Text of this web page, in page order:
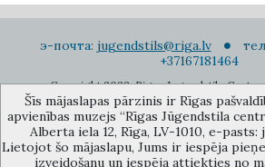
э-почта: jugendstils@riga.lv
+37167181464
Copyright 2022. Rigas Jugendstila
Подписаться на
Šīs mājaslapas pārzinis ir Rīgas
apvienības muzejs “Rīgas Jūgendstila
Alberta iela 12, Rīga, LV-1010, e-pasts:
Lietojot šo mājaslapu, Jums ir iespēja
izveidošanu un iespēja attiekties no